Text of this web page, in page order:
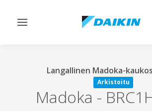
Vaihda
Langallinen Madoka-
Arkistoitu
Madoka -